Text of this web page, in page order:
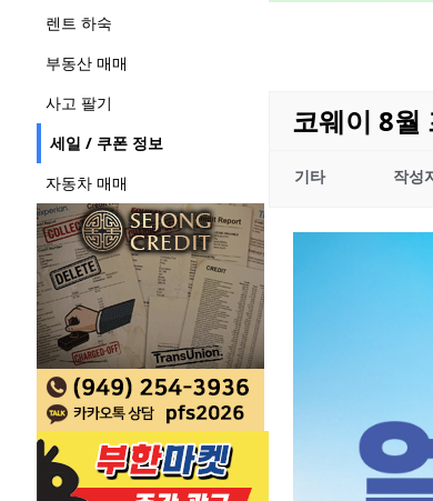
렌트 하숙
부동산 매매
사고 팔기
세일 / 쿠폰 정보
자동차 매매
코웨이 8월
기타 작성